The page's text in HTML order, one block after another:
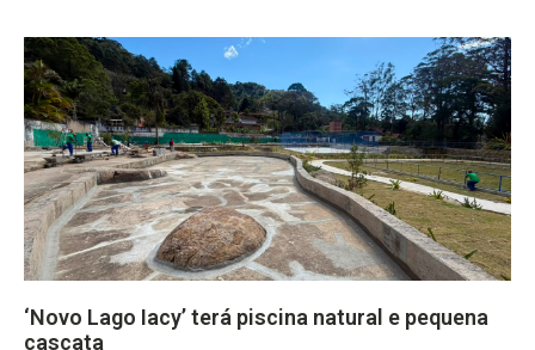
‘Novo Lago Iacy’ terá piscina natural e pequena
cascata